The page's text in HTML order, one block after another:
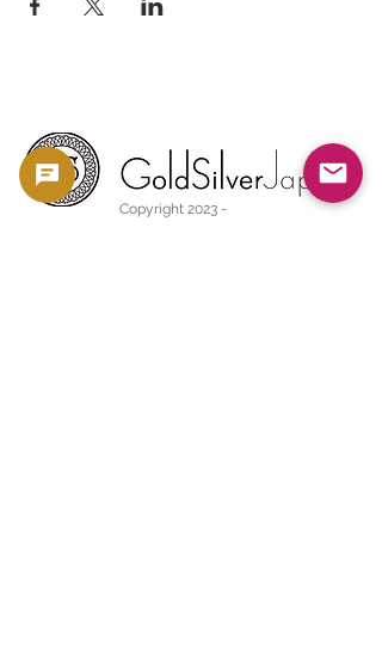
Copyright 2023 -